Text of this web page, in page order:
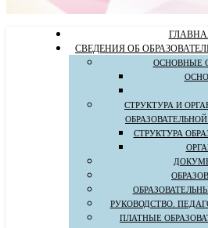
СВЕДЕНИЯ ОБ
ОСНОВНЫЕ
СТРУКТУРА И
СТРУКТУРА
РУКОВОДСТВО.
ПЛАТНЫЕ